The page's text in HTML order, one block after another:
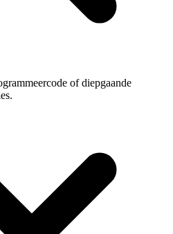
of diepgaande